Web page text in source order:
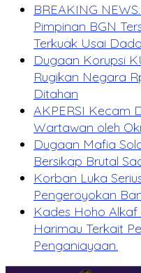
BREAKING
Pimpinan BGN
Terkuak Usai
Dugaan Korupsi
Rugikan Negara
Ditahan
AKPERSI Kecam
Wartawan oleh
Dugaan Mafia
Bersikap Brutal
Korban Luka
Pengeroyokan
Kades Hoho
Harimau Terkait
Penganiayaan.